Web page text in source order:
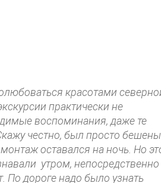
красотами
практически не
воспоминания, даже те
честно, был просто
оставался на ночь. Но
утром, непосредственно
дороге надо было узнать